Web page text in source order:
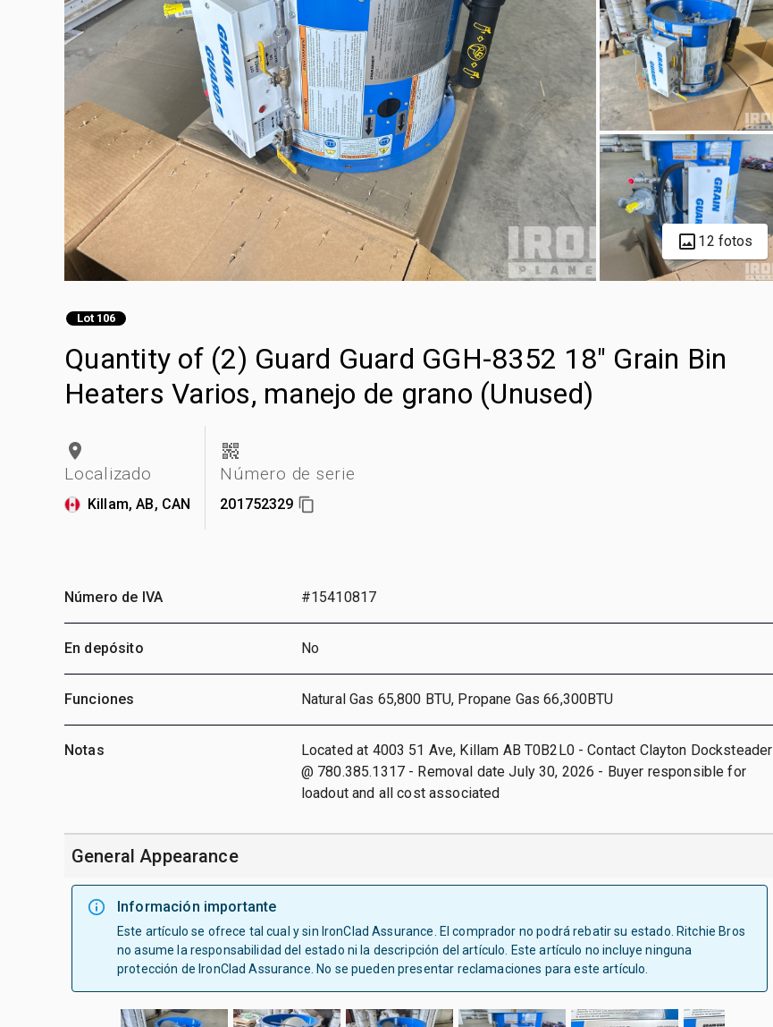
12 fotos
Lot 106
Quantity of (2) Guard Guard GGH-8352 18" Grain Bin
Heaters Varios, manejo de grano (Unused)
Localizado
Killam, AB, CAN
Número de serie
201752329
Número de IVA #15410817
En depósito No
Funciones Natural Gas 65,800 BTU, Propane Gas 66,300BTU
Notas
Located at 4003 51 Ave, Killam AB T0B2L0 - Contact Clayton Docksteader
@ 780.385.1317 - Removal date July 30, 2026 - Buyer responsible for
loadout and all cost associated
General Appearance
Información importante
Este artículo se ofrece tal cual y sin IronClad Assurance. El comprador no podrá rebatir su estado. Ritchie Bros
no asume la responsabilidad del estado ni la descripción del artículo. Este artículo no incluye ninguna
protección de IronClad Assurance. No se pueden presentar reclamaciones para este artículo.